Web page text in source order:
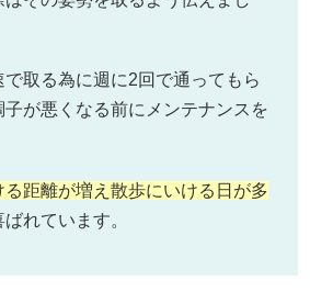
取る為に週に2回で通ってもら
が悪くなる前にメンテナンスを
距離が増え散歩にいける日が多
れています。